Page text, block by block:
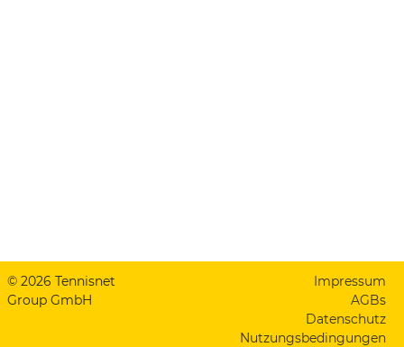
© 2026 Tennisnet
Group GmbH
Impressum
AGBs
Datenschutz
Nutzungsbedingungen